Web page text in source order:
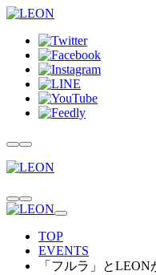
TOP
EVENTS
「フルラ」と